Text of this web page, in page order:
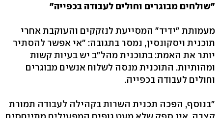
"שולחים מבוגרים וחולים לעבודה בכפייה"
מעמותת "ידיד" המסייעת לנזקקים והעוקבת אחרי
תוכנית ויסקונסין, נמסר בתגובה: "אי אפשר להסתיר
יותר את האמת: בתוכנית מהל"ב יש בעיות קשות
ומהותיות. התוכנית מנסה לשלוח אנשים מבוגרים
וחולים לעבודה בכפייה.
"בנוסף, הפכה תכנית השרות בקהילה לעבודה תמורת